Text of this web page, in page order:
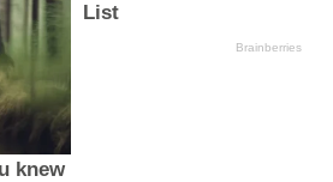
knew
List
Brainberries